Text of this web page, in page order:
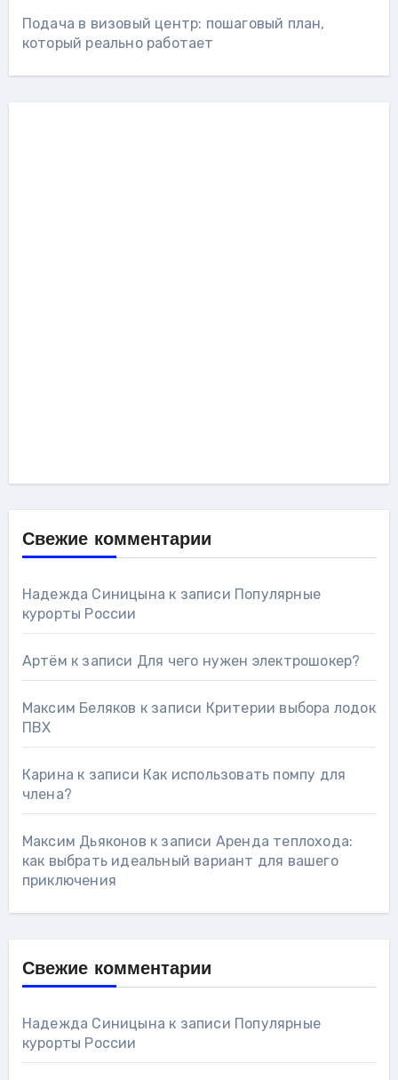
Подача в визовый центр: пошаговый план,
который реально работает
Свежие комментарии
Надежда Синицына к записи Популярные
курорты России
Артём к записи Для чего нужен электрошокер?
Максим Беляков к записи Критерии выбора лодок
ПВХ
Карина к записи Как использовать помпу для
члена?
Максим Дьяконов к записи Аренда теплохода:
как выбрать идеальный вариант для вашего
приключения
Свежие комментарии
Надежда Синицына к записи Популярные
курорты России